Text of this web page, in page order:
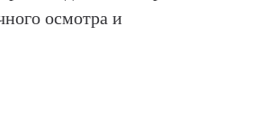
осмотра и